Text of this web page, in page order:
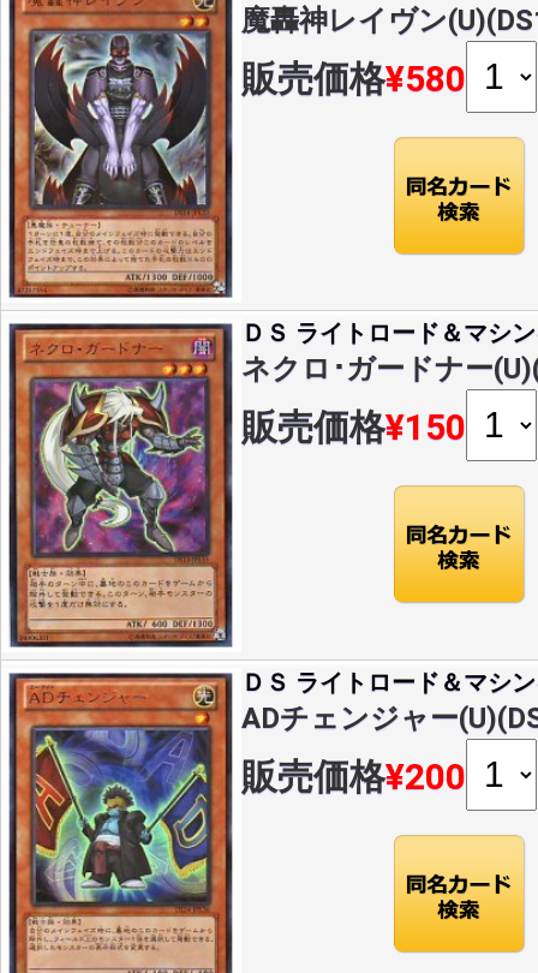
魔轟神レイヴン
販売価格¥580
ＤＳ ライトロード＆マシ
ネクロ･ガードナー
販売価格¥150
ＤＳ ライトロード＆マシ
ADチェンジャー
販売価格¥200